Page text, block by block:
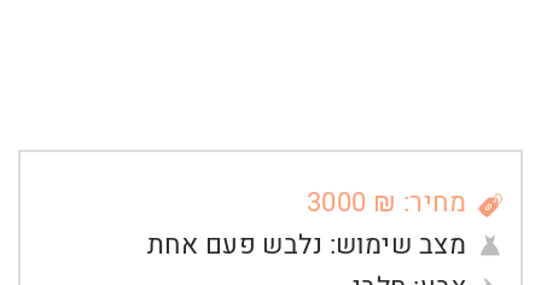
מחיר: ₪ 3000
מצב שימוש: נלבש פעם אחת